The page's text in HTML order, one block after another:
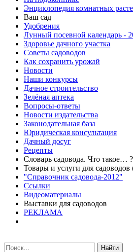
Энциклопедия комнатных
Ваш сад
Удобрения
Лунный посевной календарь -
Здоровье дачного участка
Советы садоводов
Как сохранить урожай
Новости
Наши конкурсы
Дачное строительство
Зелёная аптека
Вопросы-ответы
Новости издательства
Законодательная база
Юридическая консультация
Дачный досуг
Рецепты
Словарь садовода. Что такое… ?
Товары и услуги для
"Справочник садовода-2012"
Ссылки
Видеоматериалы
Выставки для садоводов
РЕКЛАМА
Найти